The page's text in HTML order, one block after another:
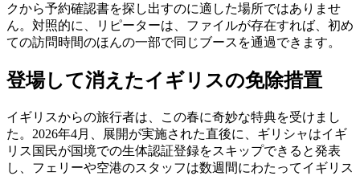
クから予約確認書を探し出すのに適した場所ではありませ
ん。対照的に、リピーターは、ファイルが存在すれば、初め
ての訪問時間のほんの一部で同じブースを通過できます。
登場して消えたイギリスの免除措置
イギリスからの旅行者は、この春に奇妙な特典を受けまし
た。2026年4月、展開が実施された直後に、ギリシャはイギ
リス国民が国境での生体認証登録をスキップできると発表
し、フェリーや空港のスタッフは数週間にわたってイギリス